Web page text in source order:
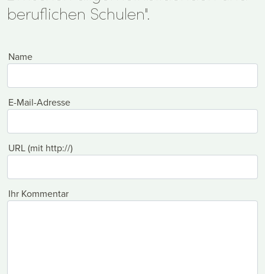
beruflichen Schulen".
Name
E-Mail-Adresse
URL (mit http://)
Ihr Kommentar